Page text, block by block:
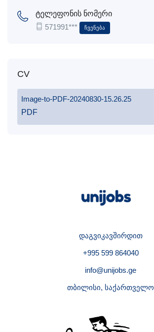
ტელეფონის ნომერი
571991***
Ჩვენება
CV
Image-to-PDF-20240830-15.26.25
PDF
დაგვიკავშირდით
+995 599 864040
info@unijobs.ge
თბილისი, საქართველო